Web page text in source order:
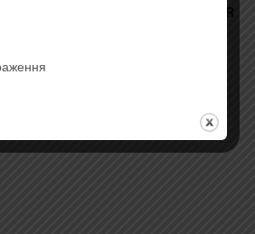
– CHRIS CORNELL – HIGHER